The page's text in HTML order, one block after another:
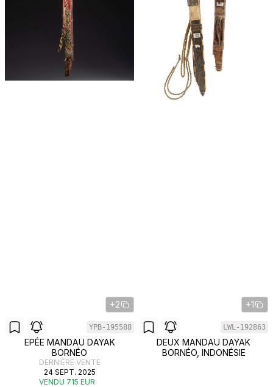
+2
YPB-195588
EPÉE MANDAU DAYAK
BORNÉO
DERNIÈRE VENTE
24 SEPT. 2025
VENDU 715 EUR
+1
LWL-192863
DEUX MANDAU DAYAK
BORNÉO, INDONÉSIE